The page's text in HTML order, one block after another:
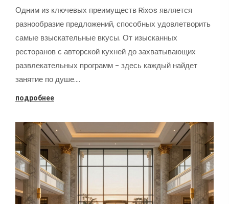
Одним из ключевых преимуществ Rixos является
разнообразие предложений, способных удовлетворить
самые взыскательные вкусы. От изысканных
ресторанов с авторской кухней до захватывающих
развлекательных программ - здесь каждый найдет
занятие по душе.…
подробнее